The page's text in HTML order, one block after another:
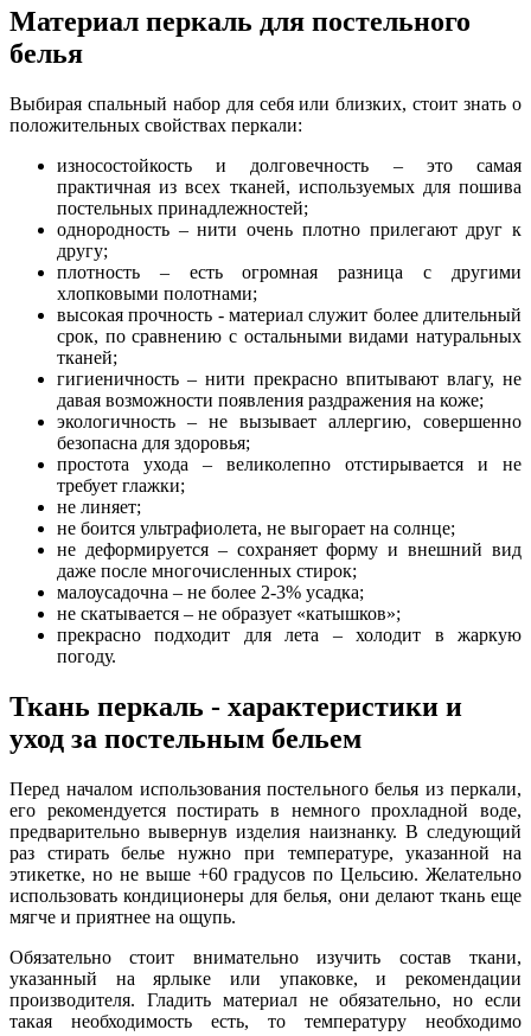
Материал перкаль для постельного
белья
Выбирая спальный набор для себя или близких, стоит знать о
положительных свойствах перкали:
износостойкость и долговечность – это самая
практичная из всех тканей, используемых для пошива
постельных принадлежностей;
однородность – нити очень плотно прилегают друг к
другу;
плотность – есть огромная разница с другими
хлопковыми полотнами;
высокая прочность - материал служит более длительный
срок, по сравнению с остальными видами натуральных
тканей;
гигиеничность – нити прекрасно впитывают влагу, не
давая возможности появления раздражения на коже;
экологичность – не вызывает аллергию, совершенно
безопасна для здоровья;
простота ухода – великолепно отстирывается и не
требует глажки;
не линяет;
не боится ультрафиолета, не выгорает на солнце;
не деформируется – сохраняет форму и внешний вид
даже после многочисленных стирок;
малоусадочна – не более 2-3% усадка;
не скатывается – не образует «катышков»;
прекрасно подходит для лета – холодит в жаркую
погоду.
Ткань перкаль - характеристики и
уход за постельным бельем
Перед началом использования постельного белья из перкали,
его рекомендуется постирать в немного прохладной воде,
предварительно вывернув изделия наизнанку. В следующий
раз стирать белье нужно при температуре, указанной на
этикетке, но не выше +60 градусов по Цельсию. Желательно
использовать кондиционеры для белья, они делают ткань еще
мягче и приятнее на ощупь.
Обязательно стоит внимательно изучить состав ткани,
указанный на ярлыке или упаковке, и рекомендации
производителя. Гладить материал не обязательно, но если
такая необходимость есть, то температуру необходимо